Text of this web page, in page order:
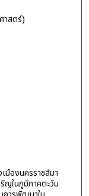
าสตร์)
มืองนครราชสีมา
ญในภูมิภาคตะวัน